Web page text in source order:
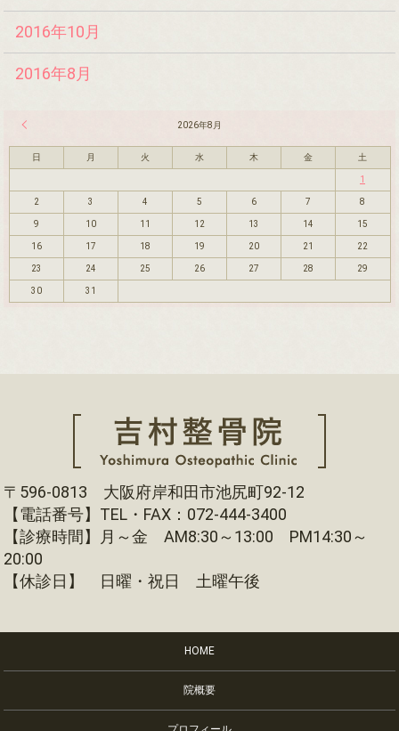
2016年10月
2016年8月
2026年8月
日 月 火 水 木 金 土
1
2 3 4 5 6 7 8
9 10 11 12 13 14 15
16 17 18 19 20 21 22
23 24 25 26 27 28 29
30 31
〒596-0813 大阪府岸和田市池尻町92-12
【電話番号】TEL・FAX：072-444-3400
【診療時間】月～金 AM8:30～13:00 PM14:30～
20:00
【休診日】 日曜・祝日 土曜午後
HOME
院概要